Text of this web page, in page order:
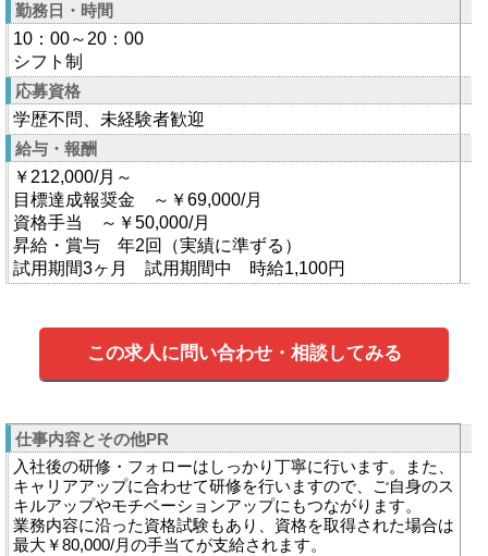
勤務日・時間
10：00～20：00
シフト制
応募資格
学歴不問、未経験者歓迎
給与・報酬
￥212,000/月～
目標達成報奨金 ～￥69,000/月
資格手当 ～￥50,000/月
昇給・賞与 年2回（実績に準ずる）
試用期間3ヶ月 試用期間中 時給1,100円
この求人に問い合わせ・相談してみる
仕事内容とその他PR
入社後の研修・フォローはしっかり丁寧に行います。また、
キャリアアップに合わせて研修を行いますので、ご自身のス
キルアップやモチベーションアップにもつながります。
業務内容に沿った資格試験もあり、資格を取得された場合は
最大￥80,000/月の手当てが支給されます。